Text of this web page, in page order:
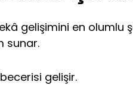
gelişimini en olumlu
sunar.
gelişir.